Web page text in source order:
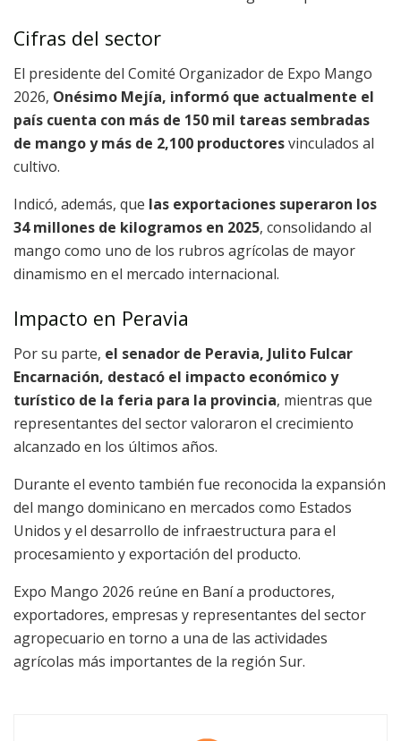
Cifras del sector
El presidente del Comité Organizador de Expo Mango
2026, Onésimo Mejía, informó que actualmente el
país cuenta con más de 150 mil tareas sembradas
de mango y más de 2,100 productoresvinculados al
cultivo.
Indicó, además, que las exportaciones superaron los
34 millones de kilogramos en 2025, consolidando al
mango como uno de los rubros agrícolas de mayor
dinamismo en el mercado internacional.
Impacto en Peravia
Por su parte, el senador de Peravia, Julito Fulcar
Encarnación, destacó el impacto económico y
turístico de la feria para la provincia, mientras que
representantes del sector valoraron el crecimiento
alcanzado en los últimos años.
Durante el evento también fue reconocida la expansión
del mango dominicano en mercados como Estados
Unidos y el desarrollo de infraestructura para el
procesamiento y exportación del producto.
Expo Mango 2026 reúne en Baní a productores,
exportadores, empresas y representantes del sector
agropecuario en torno a una de las actividades
agrícolas más importantes de la región Sur.